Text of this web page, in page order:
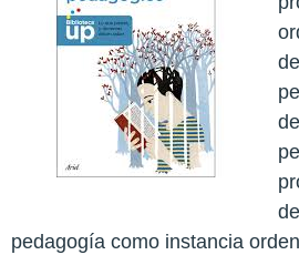
pedagogía como instancia